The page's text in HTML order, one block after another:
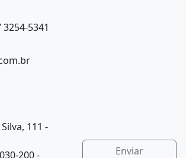
5341
111 -
200 -
Enviar